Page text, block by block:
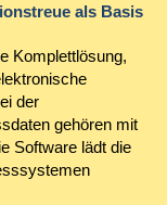
als Basis
Komplettlösung,
der
gehören mit
Software lädt die